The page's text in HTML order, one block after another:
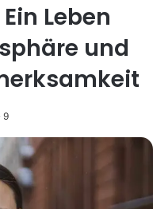
Leben
und
9